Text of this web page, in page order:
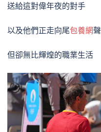
送給這對偉年夜的對手
以及他們正走向尾包養網聲
但卻無比輝煌的職業生活